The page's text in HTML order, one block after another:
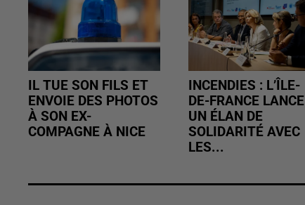
IL TUE SON FILS ET
ENVOIE DES PHOTOS
À SON EX-
COMPAGNE À NICE
INCENDIES : L’ÎLE-
DE-FRANCE LANCE
UN ÉLAN DE
SOLIDARITÉ AVEC
LES...